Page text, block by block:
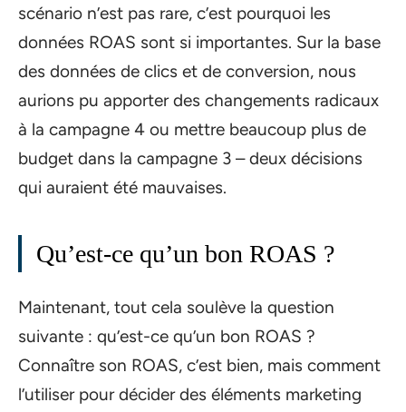
scénario n’est pas rare, c’est pourquoi les
données ROAS sont si importantes. Sur la base
des données de clics et de conversion, nous
aurions pu apporter des changements radicaux
à la campagne 4 ou mettre beaucoup plus de
budget dans la campagne 3 – deux décisions
qui auraient été mauvaises.
Qu’est-ce qu’un bon ROAS ?
Maintenant, tout cela soulève la question
suivante : qu’est-ce qu’un bon ROAS ?
Connaître son ROAS, c’est bien, mais comment
l’utiliser pour décider des éléments marketing